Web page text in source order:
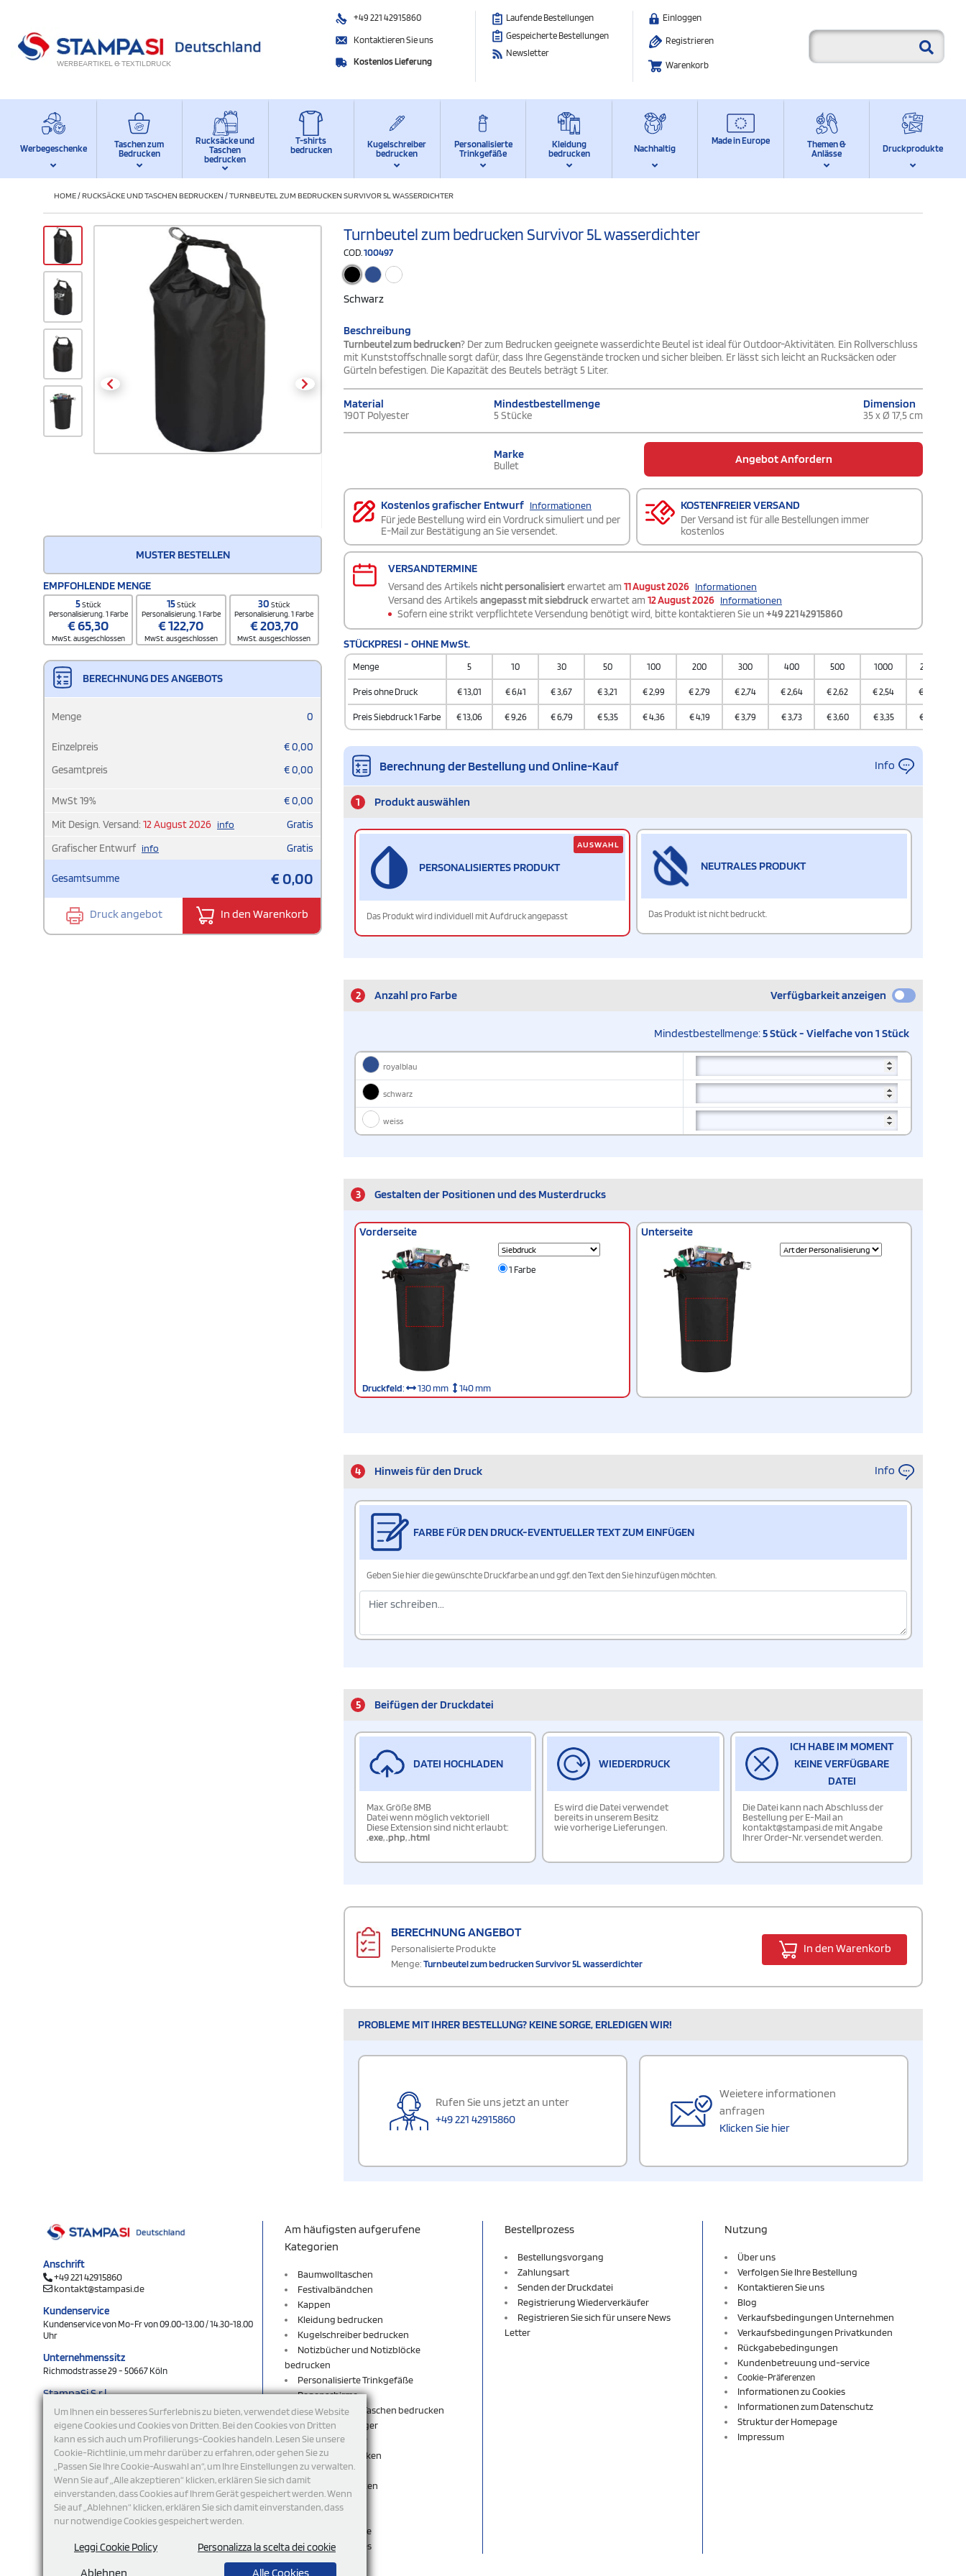
Um Ihnen ein besseres Surferlebnis zu bieten, verwendet diese Website
eigene Cookies und Cookies von Dritten. Bei den Cookies von Dritten
kann es sich auch um Profilierungs-Cookies handeln. Lesen Sie unsere
Cookie-Richtlinie, um mehr darüber zu erfahren, oder gehen Sie zu
„Passen Sie Ihre Cookie-Auswahl an“, um Ihre Einstellungen zu verwalten.
Wenn Sie auf „Alle akzeptieren“ klicken, erklären Sie sich damit
einverstanden, dass Cookies auf Ihrem Gerät gespeichert werden. Wenn
Sie auf „Ablehnen“ klicken, erklären Sie sich damit einverstanden, dass
nur notwendige Cookies gespeichert werden.
Leggi Cookie Policy Personalizza la scelta dei cookie
Ablehnen Alle Cookies
WERBEARTIKEL & TEXTILDRUCK
+49 221 42915860
Kontaktieren Sie uns
Kostenlos Lieferung
Laufende Bestellungen
Gespeicherte Bestellungen
Newsletter
Einloggen
Registrieren
Warenkorb
Werbegeschenke
Taschen zum
Bedrucken
Rucksäcke und
Taschen
bedrucken
T-shirts
bedrucken
Kugelschreiber
bedrucken
Personalisierte
Trinkgefäße
Kleidung
bedrucken
Nachhaltig
Made in Europe
Themen &
Anlässe
Druckprodukte
HOME/RUCKSÄCKE UND TASCHEN BEDRUCKEN /TURNBEUTEL ZUM BEDRUCKEN SURVIVOR 5L WASSERDICHTER
MUSTER BESTELLEN
EMPFOHLENDE MENGE
5Stück
Personalisierung. 1 Farbe
€65,30
MwSt. ausgeschlossen
15Stück
Personalisierung. 1 Farbe
€122,70
MwSt. ausgeschlossen
30Stück
Personalisierung. 1 Farbe
€203,70
MwSt. ausgeschlossen
BERECHNUNG DES ANGEBOTS
Menge 0
Einzelpreis €0,00
Gesamtpreis
€0,00
MwSt19% €0,00
Mit Design. Versand: 12 August 2026 info
Gratis
Grafischer Entwurf info Gratis
Gesamtsumme €0,00
Druck angebot In den Warenkorb
Turnbeutel zum bedrucken Survivor 5L wasserdichter
COD.100497
Schwarz
Beschreibung
Turnbeutel zum bedrucken? Der zum Bedrucken geeignete wasserdichte Beutel ist ideal für Outdoor-Aktivitäten. Ein Rollverschluss
mit Kunststoffschnalle sorgt dafür, dass Ihre Gegenstände trocken und sicher bleiben. Er lässt sich leicht an Rucksäcken oder
Gürteln befestigen. Die Kapazität des Beutels beträgt 5 Liter.
Material
190T Polyester
Mindestbestellmenge
5 Stücke
Dimension
35 x Ø 17,5 cm
Marke
Bullet Angebot Anfordern
Kostenlos grafischer Entwurf Informationen
Für jede Bestellung wird ein Vordruck simuliert und per
E-Mail zur Bestätigung an Sie versendet.
KOSTENFREIER VERSAND
Der Versand ist für alle Bestellungen immer
kostenlos
VERSANDTERMINE
Versand des Artikels nicht personalisierterwartet am 11 August 2026 Informationen
Versand des Artikels angepasst mit siebdruckerwartet am 12 August 2026 Informationen
Sofern eine strikt verpflichtete Versendung benötigt wird, bitte kontaktieren Sie un+49 221 42915860
STÜCKPRESI - OHNE MwSt.
Menge 5 10 30 50 100 200 300 400 500 1000 2000
Preis ohne Druck €13,01 €6,41 €3,67 €3,21 €2,99 €2,79 €2,74 €2,64 €2,62 €2,54 €
Preis Siebdruck 1 Farbe €13,06 €9,26 €6,79 €5,35 €4,36 €4,19 €3,79 €3,73 €3,60 €3,35 €
Berechnung der Bestellung und Online-Kauf Info
1 Produkt auswählen
PERSONALISIERTES PRODUKT
Das Produkt wird individuell mit Aufdruck angepasst
AUSWAHL
NEUTRALES PRODUKT
Das Produkt ist nicht bedruckt.
2 Anzahl pro Farbe Verfügbarkeit anzeigen
Mindestbestellmenge:5 Stück - Vielfache von 1 Stück
royalblau
schwarz
weiss
3 Gestalten der Positionen und des Musterdrucks
Vorderseite
1 Farbe
Druckfeld: 130 mm 140 mm
Unterseite
4 Hinweis für den Druck Info
FARBE FÜR DEN DRUCK-EVENTUELLER TEXT ZUM EINFÜGEN
Geben Sie hier die gewünschte Druckfarbe an und ggf. den Text den Sie hinzufügen möchten.
5 Beifügen der Druckdatei
DATEI HOCHLADEN
Max. Größe 8MB
Datei wenn möglich vektoriell
Diese Extension sind nicht erlaubt:
.exe,.php,.html
WIEDERDRUCK
Es wird die Datei verwendet
bereits in unserem Besitz
wie vorherige Lieferungen.
ICH HABE IM MOMENT
KEINE VERFÜGBARE
DATEI
Die Datei kann nach Abschluss der
Bestellung per E-Mail an
kontakt@stampasi.de mit Angabe
Ihrer Order-Nr. versendet werden.
BERECHNUNG ANGEBOT
Personalisierte Produkte
Menge:Turnbeutel zum bedrucken Survivor 5L wasserdichter
In den Warenkorb
PROBLEME MIT IHRER BESTELLUNG? KEINE SORGE, ERLEDIGEN WIR!
Rufen Sie uns jetzt an unter
+49 221 42915860
Weietere informationen
anfragen
Klicken Sie hier
Anschrift
+49 221 42915860
kontakt@stampasi.de
Kundenservice
Kundenservice von Mo-Fr von 09.00-13.00 / 14.30-18.00
Uhr
Unternehmenssitz
Richmodstrasse 29 - 50667 Köln
StampaSi S.r.l.
folgen Sie uns
Am häufigsten aufgerufene
Kategorien
Baumwolltaschen
Festivalbändchen
Kappen
Kleidung bedrucken
Kugelschreiber bedrucken
Notizbücher und Notizblöcke
bedrucken
Personalisierte Trinkgefäße
Regenschirme
Rucksäcke und Taschen bedrucken
Schlüsselanhänger
Schlüsselbänder
Shopper bedrucken
Sweatshirt
T-Shirts bedrucken
Turnbeutel
USB-Sticks
Werbegeschenke
Wohnaccessoires
Bestellprozess
Bestellungsvorgang
Zahlungsart
Senden der Druckdatei
Registrierung Wiederverkäufer
Registrieren Sie sich für unsere News
Letter
Nutzung
Über uns
Verfolgen Sie Ihre Bestellung
Kontaktieren Sie uns
Blog
Verkaufsbedingungen Unternehmen
Verkaufsbedingungen Privatkunden
Rückgabebedingungen
Kundenbetreuung und-service
Cookie-Präferenzen
Informationen zu Cookies
Informationen zum Datenschutz
Struktur der Homepage
Impressum